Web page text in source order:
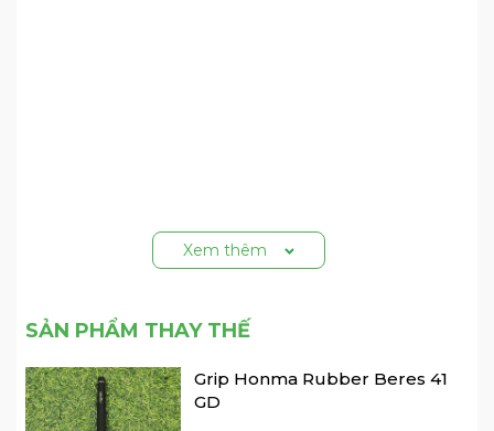
Xem thêm
SẢN PHẨM THAY THẾ
Grip Honma Rubber Beres 41
GD